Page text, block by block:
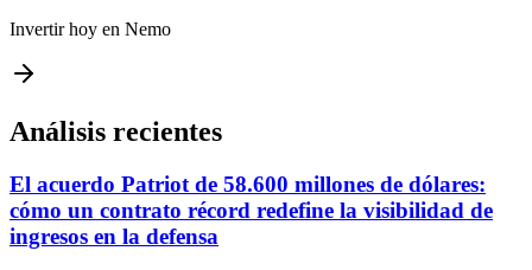
Invertir hoy en Nemo
Análisis recientes
El acuerdo Patriot de 58.600 millones de dólares:
cómo un contrato récord redefine la visibilidad de
ingresos en la defensa